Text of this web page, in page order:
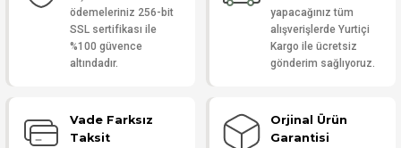
ödemeleriniz 256-bit
SSL sertifikası ile
%100 güvence
altındadır.
yapacağınız tüm
alışverişlerde Yurtiçi
Kargo ile ücretsiz
gönderim sağlıyoruz.
Vade Farksız
Taksit
Orjinal Ürün
Garantisi